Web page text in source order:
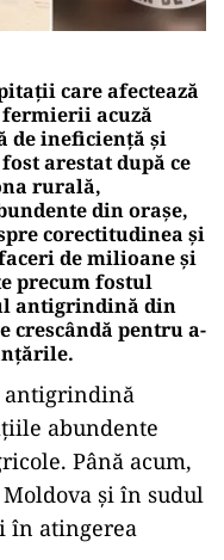
care afectează
acuză
de ineficiență și
arestat după ce
rurală,
din orașe,
corectitudinea și
de milioane și
precum fostul
antigrindină din
crescândă pentru a-
antigrindină
abundente
Până acum,
și în sudul
în atingerea